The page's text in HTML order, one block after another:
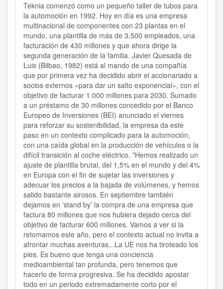
Teknia comenzó como un pequeño taller de tubos para
la automoción en 1992. Hoy en día es una empresa
multinacional de componentes con 23 plantas en el
mundo, una plantilla de más de 3.500 empleados, una
facturación de 430 millones y que ahora dirige la
segunda generación de la familia. Javier Quesada de
Luis (Bilbao, 1982) está al mando de una compañía
que por primera vez ha decidido abrir el accionariado a
socios externos «para dar un salto exponencial», con el
objetivo de facturar 1.000 millones para 2030. Sumado
a un préstamo de 30 millones concedido por el Banco
Europeo de Inversiones (BEI) anunciado el viernes
para reforzar su sostenibilidad, la empresa da este
paso en un contexto complicado para la automoción,
con una caída global en la producción de vehículos o la
difícil transición al coche eléctrico. "Hemos realizado un
ajuste de plantilla brutal, del 1,5% en el mundo y del 4%
en Europa con el fin de sujetar las inversiones y
adecuar los precios a la bajada de volúmenes, y hemos
salido bastante airosos. En septiembre también
dejamos en ‘stand by’ la compra de una empresa que
factura 80 millones que nos hubiera dejado cerca del
objetivo de facturar 600 millones. Vamos a ver si la
retomamos este año, pero el contexto actual no invita a
afrontar muchas aventuras...La UE nos ha tiroteado los
pies. Es bueno que tenga una conciencia
medioambiental tan profunda, pero tenemos que
hacerlo de forma progresiva. Se ha decidido apostar
todo en un periodo extremadamente corto por el